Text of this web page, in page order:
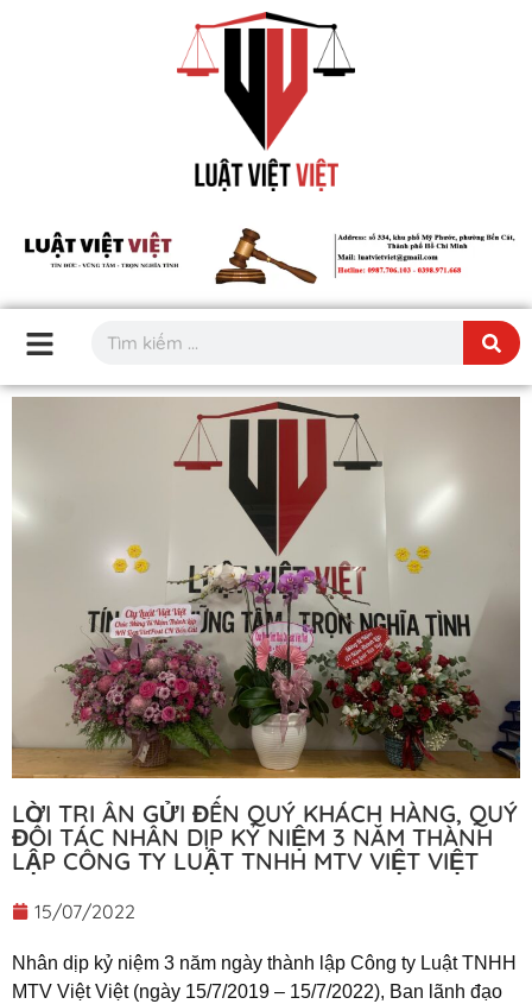
LỜI TRI ÂN GỬI ĐẾN QUÝ KHÁCH HÀNG, QUÝ
ĐỐI TÁC NHÂN DỊP KỶ NIỆM 3 NĂM THÀNH
LẬP CÔNG TY LUẬT TNHH MTV VIỆT VIỆT
15/07/2022
Nhân dịp kỷ niệm 3 năm ngày thành lập Công ty Luật TNHH
MTV Việt Việt (ngày 15/7/2019 – 15/7/2022), Ban lãnh đạo